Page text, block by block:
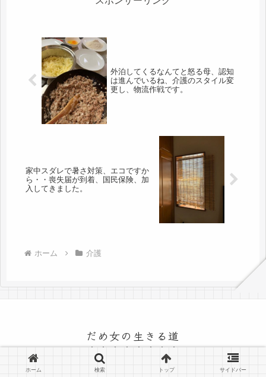
外泊してくるなんてと怒る母、認知
は進んでいるね、介護のスタイル変
更し、物流作戦です。
家中スダレで暑さ対策、エコですか
ら・・喪失届が到着、国民保険、加
入してきました。
ホーム 介護
だめ女の生きる道
© 2015 だめ女の生きる道.
ホーム 検索 トップ サイドバー